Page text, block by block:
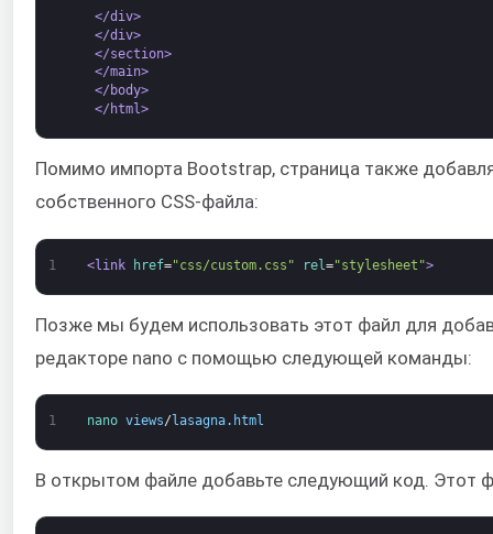
</div>
</div>
</section>
</main>
</body>
</html>
Помимо импорта Bootstrap, страница также
собственного CSS-файла:
1 <link href="css/custom.css" rel ="stylesheet">
Позже мы будем использовать этот файл для
редакторе nano с помощью следующей команды:
1 nano views/ lasagna. html
В открытом файле добавьте следующий код. Этот